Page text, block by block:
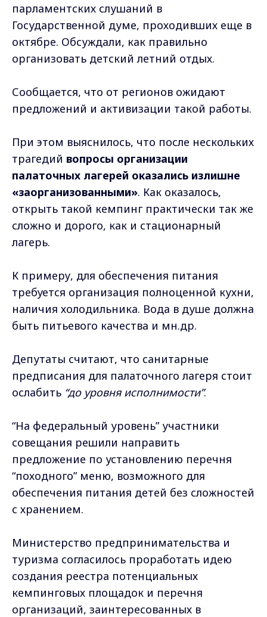
парламентских слушаний в
Государственной думе, проходивших еще в
октябре. Обсуждали, как правильно
организовать детский летний отдых.
Сообщается, что от регионов ожидают
предложений и активизации такой работы.
При этом выяснилось, что после нескольких
трагедий вопросы организации
палаточных лагерей оказались излишне
«заорганизованными». Как оказалось,
открыть такой кемпинг практически так же
сложно и дорого, как и стационарный
лагерь.
К примеру, для обеспечения питания
требуется организация полноценной кухни,
наличия холодильника. Вода в душе должна
быть питьевого качества и мн.др.
Депутаты считают, что санитарные
предписания для палаточного лагеря стоит
ослабить “до уровня исполнимости”.
“На федеральный уровень” участники
совещания решили направить
предложение по установлению перечня
“походного” меню, возможного для
обеспечения питания детей без сложностей
с хранением.
Министерство предпринимательства и
туризма согласилось проработать идею
создания реестра потенциальных
кемпинговых площадок и перечня
организаций, заинтересованных в